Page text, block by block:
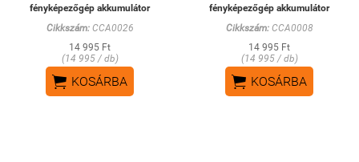
fényképezőgép akkumulátor
Cikkszám:CCA0026
14 995 Ft
(14 995 / db)
 KOSÁRBA
fényképezőgép akkumulátor
Cikkszám:CCA0008
14 995 Ft
(14 995 / db)
 KOSÁRBA